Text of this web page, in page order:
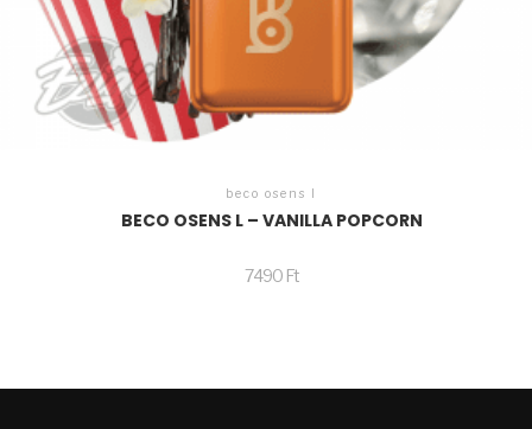
beco osens l
BECO OSENS L – VANILLA POPCORN
7490 Ft